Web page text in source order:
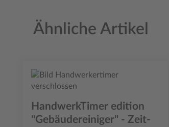
Ähnliche Artikel
HandwerkTimer edition
"Gebäudereiniger" - Zeit-